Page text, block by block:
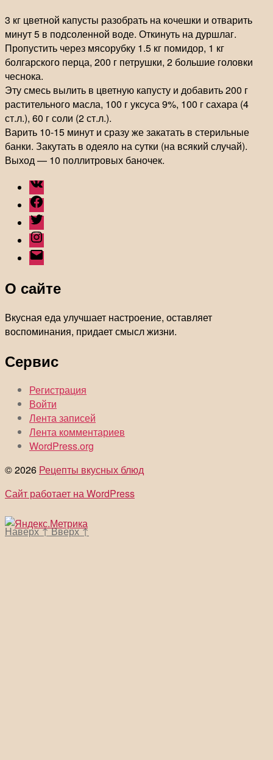
3 кг цветной капусты разобрать на кочешки и отварить
минут 5 в подсоленной воде. Откинуть на дуршлаг.
Пропустить через мясорубку 1.5 кг помидор, 1 кг
болгарского перца, 200 г петрушки, 2 большие головки
чеснока.
Эту смесь вылить в цветную капусту и добавить 200 г
растительного масла, 100 г уксуса 9%, 100 г сахара (4
ст.л.), 60 г соли (2 ст.л.).
Варить 10-15 минут и сразу же закатать в стерильные
банки. Закутать в одеяло на сутки (на всякий случай).
Выход — 10 поллитровых баночек.
ВКонтакте
Facebook
Twitter
Instagram
Email
О сайте
Вкусная еда улучшает настроение, оставляет
воспоминания, придает смысл жизни.
Сервис
Регистрация
Войти
Лента записей
Лента комментариев
WordPress.org
© 2026 Рецепты вкусных блюд
Сайт работает на WordPress
Наверх↑Вверх↑